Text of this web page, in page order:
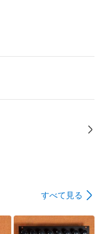
）、各8V出力
す。Trovarsi氏と
ーしています。
すべて見る